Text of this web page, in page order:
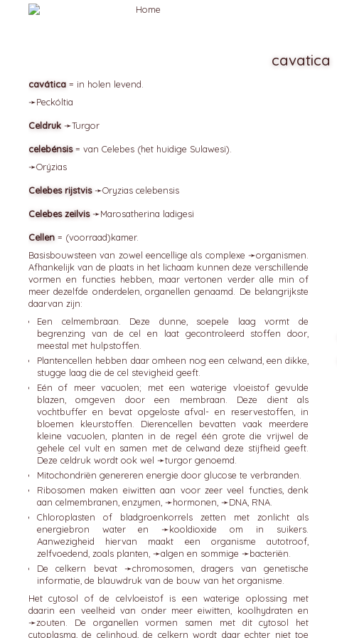
cavatica
cavática = in holen levend.
➛Peckóltia
Celdruk ➛Turgor
celebénsis = van Celebes (het huidige Sulawesi).
➛Orýzias
Celebes rijstvis➛Oryzias celebensis
Celebes zeilvis➛Marosatherina ladigesi
Cellen = (voorraad)kamer.
Basisbouwsteen van zowel eencellige als complexe ➛organismen
Afhankelijk van de plaats in het lichaam kunnen deze verschillende
vormen en functies hebben, maar vertonen verder alle min of
meer dezelfde onderdelen, organellen genaamd. De belangrijkste
daarvan zijn:
Een celmembraan. Deze dunne, soepele laag vormt de
begrenzing van de cel en laat gecontroleerd stoffen door,
meestal met hulpstoffen.
Plantencellen hebben daar omheen nog een celwand, een dikke,
stugge laag die de cel stevigheid geeft.
Eén of meer vacuolen; met een waterige vloeistof gevulde
blazen, omgeven door een membraan. Deze dient als
vochtbuffer en bevat opgeloste afval- en reservestoffen, in
bloemen kleurstoffen. Dierencellen bevatten vaak meerdere
kleine vacuolen, planten in de regel één grote die vrijwel de
gehele cel vult en samen met de celwand deze stijfheid geeft.
Deze celdruk wordt ook wel ➛turgor genoemd.
Mitochondriën genereren energie door glucose te verbranden.
Ribosomen maken eiwitten aan voor zeer veel functies, denk
aan celmembranen, enzymen, ➛hormonen , ➛DNA , RNA.
Chloroplasten of bladgroenkorrels zetten met zonlicht als
energiebron water en ➛kooldioxide om in suikers.
Aanwezigheid hiervan maakt een organisme autotroof,
zelfvoedend, zoals planten, ➛algen en sommige ➛bacteriën
De celkern bevat ➛chromosomen , dragers van genetische
informatie, de blauwdruk van de bouw van het organisme.
Het cytosol of de celvloeistof is een waterige oplossing met
daarin een veelheid van onder meer eiwitten, koolhydraten en
➛zouten . De organellen vormen samen met dit cytosol het
cytoplasma, de celinhoud, de celkern wordt daar echter niet toe